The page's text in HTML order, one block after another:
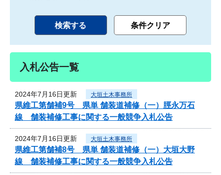
入札公告一覧
2024年7月16日更新 大垣土木事務所
県維工第舗補9号 県単 舗装道補修（一）脛永万石
線 舗装補修工事に関する一般競争入札公告
2024年7月16日更新 大垣土木事務所
県維工第舗補8号 県単 舗装道補修（一）大垣大野
線 舗装補修工事に関する一般競争入札公告